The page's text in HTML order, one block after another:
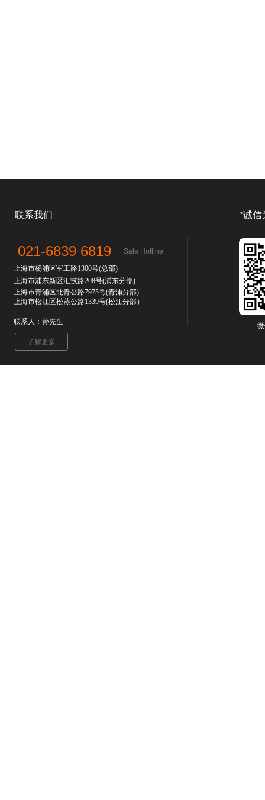
021-6839 6819
上海市杨浦区军工路1300号(总部)
上海市浦东新区汇技路208号(浦东分部)
上海市青浦区北青公路7975号(青浦分部)
上海市松江区松蒸公路1339号(松江分部）
联系人：孙先生
联系我们
Sale Hotline
了解更多
"诚信